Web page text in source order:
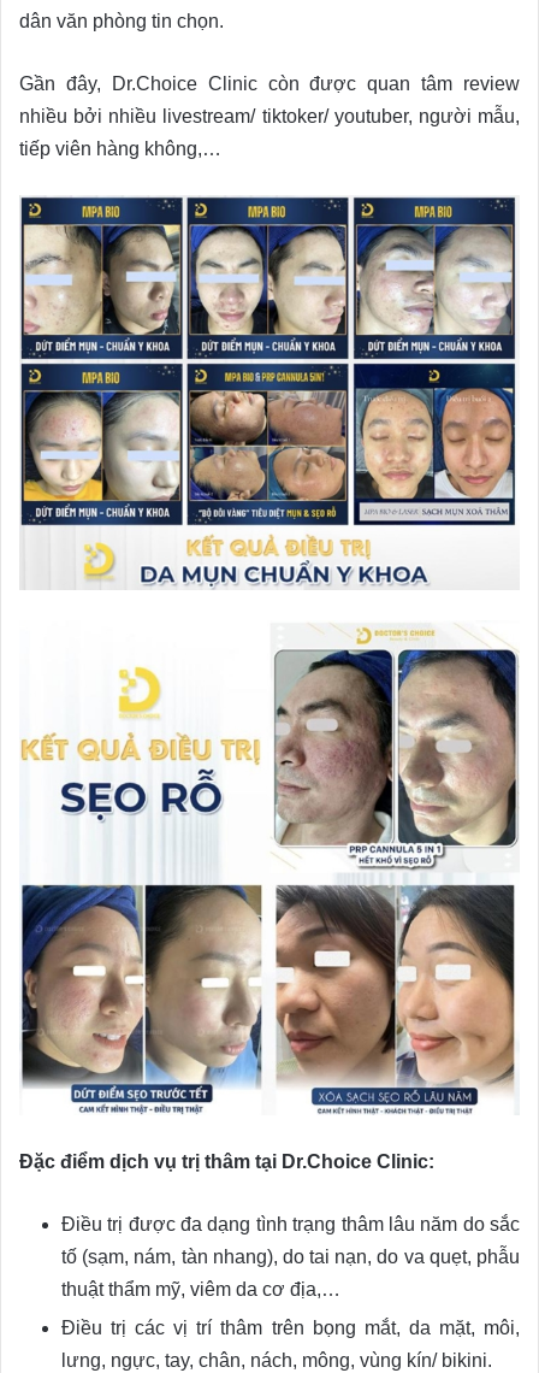
dân văn phòng tin chọn.
Gần đây, Dr.Choice Clinic còn được quan tâm review
nhiều bởi nhiều livestream/ tiktoker/ youtuber, người mẫu,
tiếp viên hàng không,…
Đặc điểm dịch vụ trị thâm tại Dr.Choice Clinic:
Điều trị được đa dạng tình trạng thâm lâu năm do sắc
tố (sạm, nám, tàn nhang), do tai nạn, do va quẹt, phẫu
thuật thẩm mỹ, viêm da cơ địa,…
Điều trị các vị trí thâm trên bọng mắt, da mặt, môi,
lưng, ngực, tay, chân, nách, mông, vùng kín/ bikini.